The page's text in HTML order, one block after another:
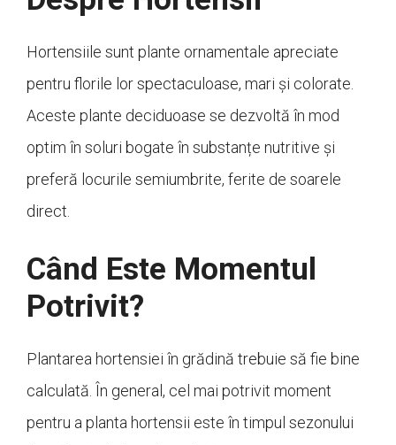
Hortensiile sunt plante ornamentale apreciate
pentru florile lor spectaculoase, mari și colorate.
Aceste plante deciduoase se dezvoltă în mod
optim în soluri bogate în substanțe nutritive și
preferă locurile semiumbrite, ferite de soarele
direct.
Când Este Momentul
Potrivit?
Plantarea hortensiei în grădină trebuie să fie bine
calculată. În general, cel mai potrivit moment
pentru a planta hortensii este în timpul sezonului